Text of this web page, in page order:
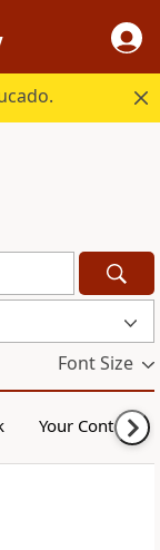
Font Size
Your Content